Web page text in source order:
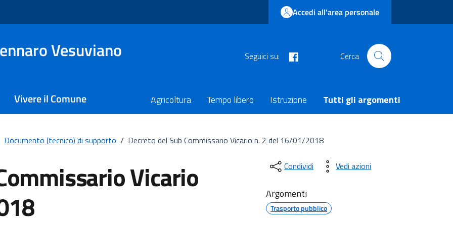
Accedi all'area personale
Vesuviano Seguici su: Cerca
Vivere il Comune Agricoltura Tempo libero Istruzione Tutti gli argomenti
Documento (tecnico) di supporto / Decreto del Sub Commissario Vicario n. 2 del 16/01/2018
Vicario
Condividi Vedi azioni
Argomenti
Trasporto pubblico